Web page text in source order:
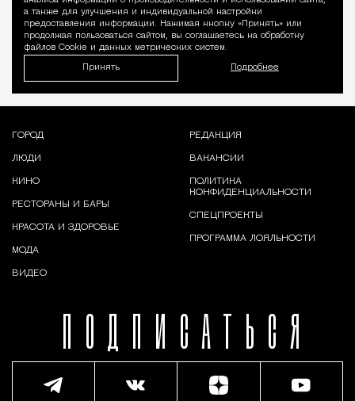
а также для улучшения и индивидуальной настройки
предоставления информации. Нажимая кнопку «Принять» или
продолжая пользоваться сайтом, вы соглашаетесь на обработку
файлов Cookie и данных метрических систем.
Принять Подробнее
ПОДПИСАТЬСЯ
ГОРОД
ЛЮДИ
КИНО
РЕСТОРАНЫ И БАРЫ
КРАСОТА И ЗДОРОВЬЕ
МОДА
ВИДЕО
РЕДАКЦИЯ
ВАКАНСИИ
ПОЛИТИКА
КОНФИДЕНЦИАЛЬНОСТИ
СПЕЦПРОЕКТЫ
ПРОГРАММА ЛОЯЛЬНОСТИ